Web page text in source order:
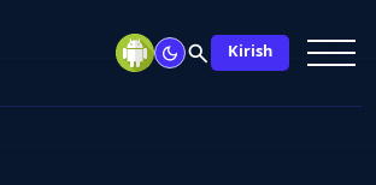
search Kirish